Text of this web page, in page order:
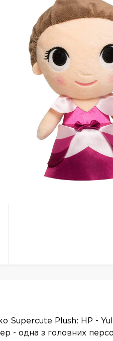
Supercute Plush: HP -
- одна з головних